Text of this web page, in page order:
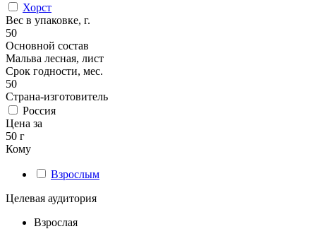
Хорст
Вес в упаковке, г.
50
Основной состав
Мальва лесная, лист
Срок годности, мес.
50
Страна-изготовитель
Россия
Цена за
50 г
Кому
Взрослым
Целевая аудитория
Взрослая